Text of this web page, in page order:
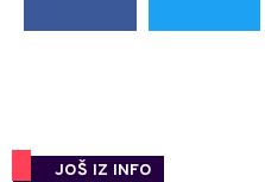
JOŠ IZ INFO